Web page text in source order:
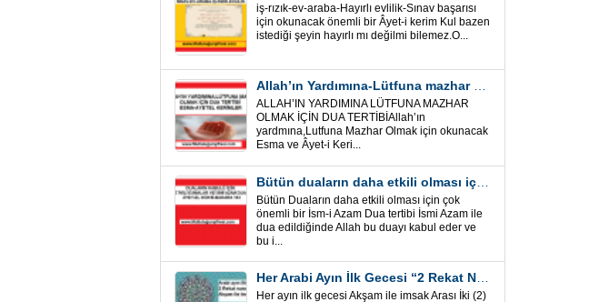
iş-rızık-ev-araba-Hayırlı evlilik-Sınav başarısı
için okunacak önemli bir Âyet-i kerim Kul bazen
istediği şeyin hayırlı mı değilmi bilemez.O...
ALLAH’IN YARDIMINA LÜTFUNA MAZHAR
OLMAK İÇİN DUA TERTİBİAllah’ın
yardmına,Lutfuna Mazhar Olmak için okunacak
Esma ve Âyet-i Keri...
Bütün duaların daha etkili olması için önemli bir İsm-i Azam Dua Tertibi
Bütün Duaların daha etkili olması için çok
önemli bir İsm-i Azam Dua tertibi İsmi Azam ile
dua edildiğinde Allah bu duayı kabul eder ve
bu i...
Her Arabi Ayın İlk Gecesi “2 Rekat Namaz” O Ay tüm belalardan kurtuluş
Her ayın ilk gecesi Akşam ile imsak Arası İki (2)